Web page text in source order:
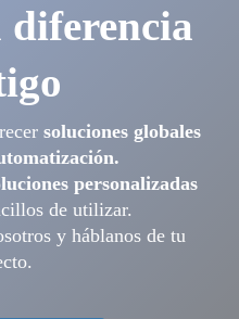
diferencia
soluciones globales
personalizadas
de utilizar.
y háblanos de tu